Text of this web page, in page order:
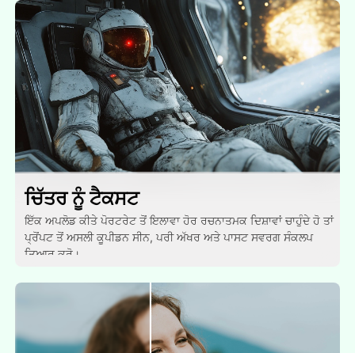
ਚਿੱਤਰ ਨੂੰ ਟੈਕਸਟ
ਇੱਕ ਅਪਲੋਡ ਕੀਤੇ ਪੋਰਟਰੇਟ ਤੋਂ ਇਲਾਵਾ ਹੋਰ ਰਚਨਾਤਮਕ ਦਿਸ਼ਾਵਾਂ ਚਾਹੁੰਦੇ ਹੋ ਤਾਂ
ਪ੍ਰੋਂਪਟ ਤੋਂ ਅਸਲੀ ਕੂਪੀਡਨ ਸੀਨ, ਪਰੀ ਅੱਖਰ ਅਤੇ ਪਾਸਟ ਸਵਰਗ ਸੰਕਲਪ
ਤਿਆਰ ਕਰੋ।